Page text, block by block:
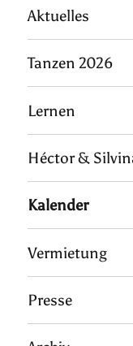
Aktuelles
Tanzen 2026
Lernen
Héctor &
Kalender
Vermietung
Presse